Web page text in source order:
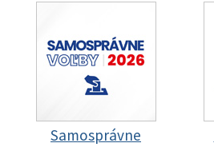
Samosprávne